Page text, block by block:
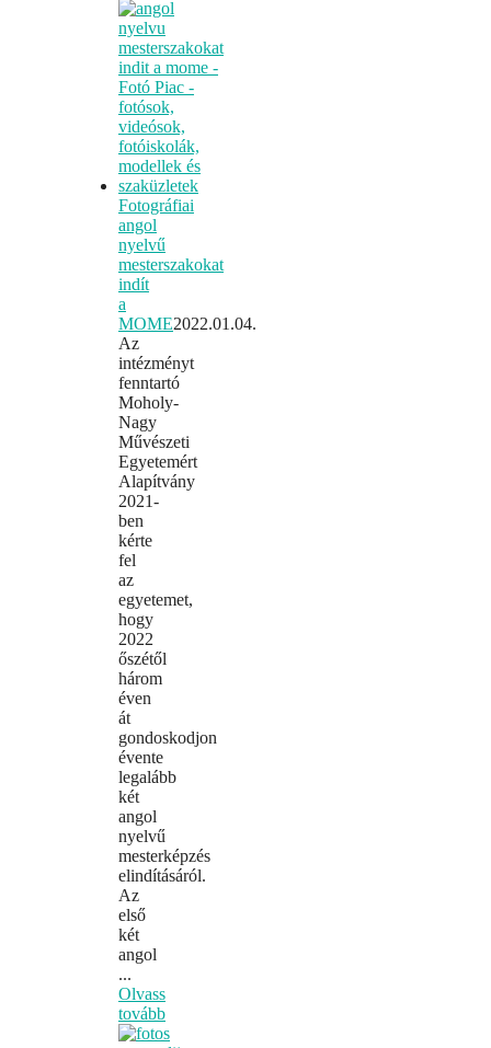
Fotográfiai
angol
nyelvű
mesterszakokat
indít
a
MOME2022.01.04.
Az
intézményt
fenntartó
Moholy-
Nagy
Művészeti
Egyetemért
Alapítvány
2021-
ben
kérte
fel
az
egyetemet,
hogy
2022
őszétől
három
éven
át
gondoskodjon
évente
legalább
két
angol
nyelvű
mesterképzés
elindításáról.
Az
első
két
angol
...
Olvass
tovább